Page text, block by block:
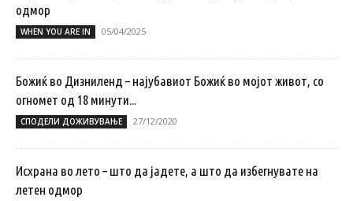
одмор
WHEN YOU ARE IN 05/04/2025
Божиќ во Дизниленд – најубавиот Божиќ во мојот живот, со
огномет од 18 минути...
СПОДЕЛИ ДОЖИВУВАЊЕ 27/12/2020
Исхрана во лето – што да јадете, а што да избегнувате на
летен одмор